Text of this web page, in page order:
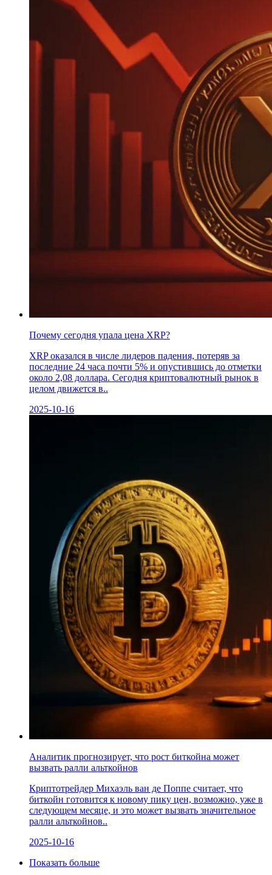
Почему сегодня упала цена XRP?
XRP оказался в числе лидеров падения, потеряв за
последние 24 часа почти 5% и опустившись до отметки
около 2,08 доллара. Сегодня криптовалютный рынок в
целом движется в..
2025-10-16
Аналитик прогнозирует, что рост биткойна может
вызвать ралли альткойнов
Криптотрейдер Михаэль ван де Поппе считает, что
биткойн готовится к новому пику цен, возможно, уже в
следующем месяце, и это может вызвать значительное
ралли альткойнов..
2025-10-16
Показать больше